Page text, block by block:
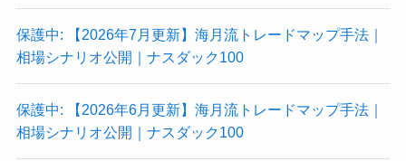
保護中: 【2026年7月更新】海月流トレードマップ手法｜
相場シナリオ公開｜ナスダック100
保護中: 【2026年6月更新】海月流トレードマップ手法｜
相場シナリオ公開｜ナスダック100